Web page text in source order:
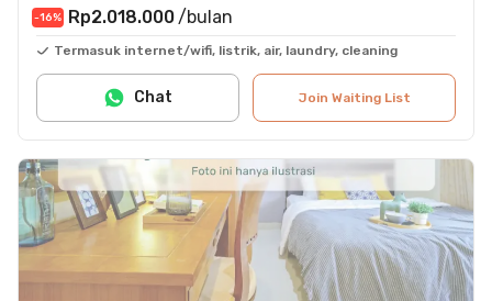
-16% Rp2.018.000 /bulan
Termasuk internet/wifi, listrik, air, laundry, cleaning
Join Waiting List
Chat